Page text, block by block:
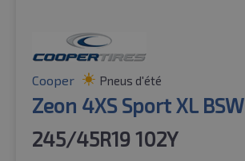
Cooper Pneus d'été
Zeon 4XS Sport XL BSW
245/45R19 102Y